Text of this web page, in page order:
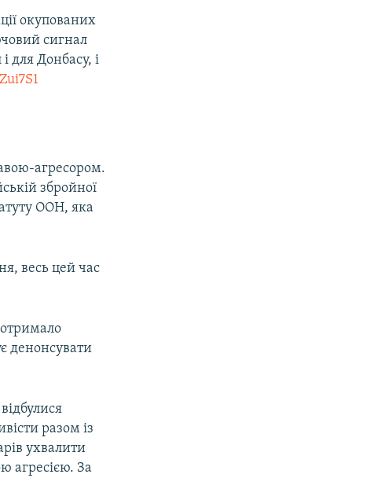
окупованих
сигнал
для Донбасу, і
агресором.
збройної
ООН, яка
весь цей час
денонсувати
разом із
ухвалити
агресією. За